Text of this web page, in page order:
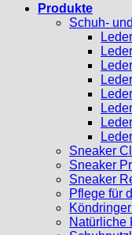
Produkte
Schuh-
Sneaker
Sneaker
Sneaker
Pflege für
Natürliche